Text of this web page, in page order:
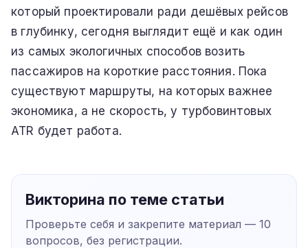
который проектировали ради дешёвых рейсов
в глубинку, сегодня выглядит ещё и как один
из самых экологичных способов возить
пассажиров на короткие расстояния. Пока
существуют маршруты, на которых важнее
экономика, а не скорость, у турбовинтовых
ATR будет работа.
Викторина по теме статьи
Проверьте себя и закрепите материал — 10
вопросов, без регистрации.